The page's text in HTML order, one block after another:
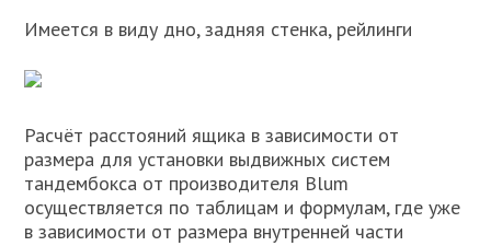
Имеется в виду дно, задняя стенка, рейлинги
Расчёт расстояний ящика в зависимости от
размера для установки выдвижных систем
тандембокса от производителя Blum
осуществляется по таблицам и формулам, где уже
в зависимости от размера внутренней части